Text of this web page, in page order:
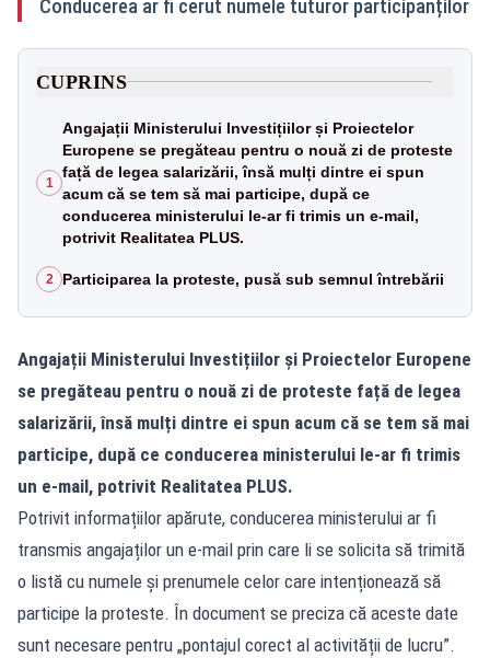
Conducerea ar fi cerut numele tuturor participanților
CUPRINS
1
Angajații Ministerului Investițiilor și Proiectelor
Europene se pregăteau pentru o nouă zi de proteste
față de legea salarizării, însă mulți dintre ei spun
acum că se tem să mai participe, după ce
conducerea ministerului le-ar fi trimis un e-mail,
potrivit Realitatea PLUS.
2 Participarea la proteste, pusă sub semnul întrebării
Angajații Ministerului Investițiilor și Proiectelor Europene
se pregăteau pentru o nouă zi de proteste față de legea
salarizării, însă mulți dintre ei spun acum că se tem să mai
participe, după ce conducerea ministerului le-ar fi trimis
un e-mail, potrivit Realitatea PLUS.
Potrivit informațiilor apărute, conducerea ministerului ar fi
transmis angajaților un e-mail prin care li se solicita să trimită
o listă cu numele și prenumele celor care intenționează să
participe la proteste. În document se preciza că aceste date
sunt necesare pentru „pontajul corect al activității de lucru”.